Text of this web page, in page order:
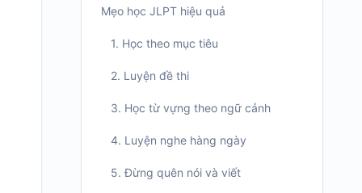
Mẹo học JLPT hiệu quả
1. Học theo mục tiêu
2. Luyện đề thi
3. Học từ vựng theo ngữ cảnh
4. Luyện nghe hàng ngày
5. Đừng quên nói và viết